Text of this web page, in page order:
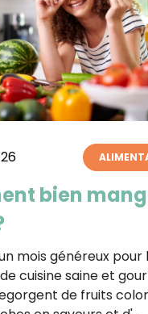
bien
mois généreux pour
cuisine saine et
de fruits